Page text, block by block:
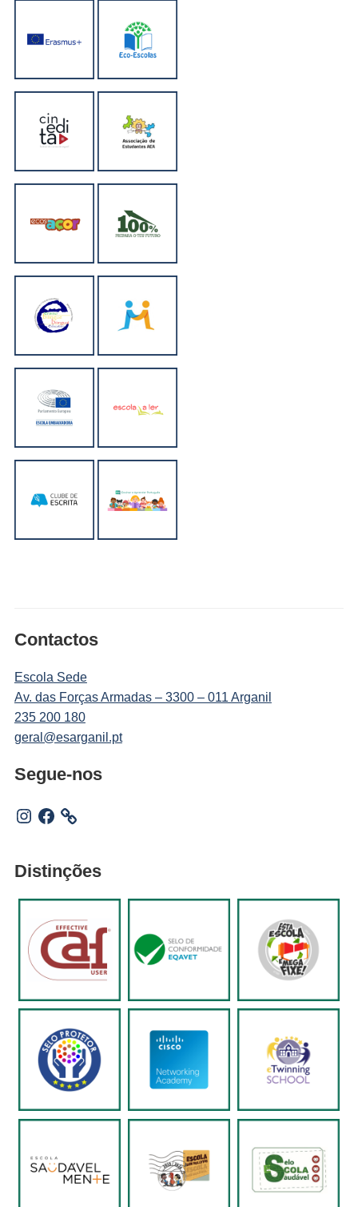
Contactos
Escola Sede
Av. das Forças Armadas – 3300 – 011 Arganil
235 200 180
geral@esarganil.pt
Segue-nos
Instagram
Facebook
Distinções